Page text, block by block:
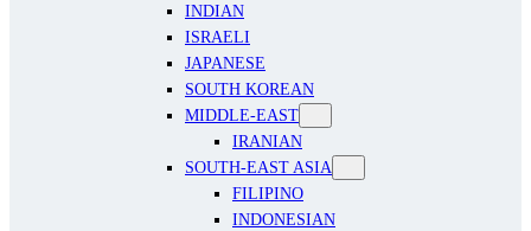
INDIAN
ISRAELI
JAPANESE
SOUTH KOREAN
MIDDLE-EAST
IRANIAN
SOUTH-EAST ASIA
FILIPINO
INDONESIAN